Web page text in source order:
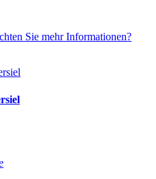
Sie mehr Informationen?